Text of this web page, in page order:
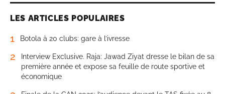
LES ARTICLES POPULAIRES
1 Botola à 20 clubs: gare à l’ivresse
2
Interview Exclusive. Raja: Jawad Ziyat dresse le bilan de sa
première année et expose sa feuille de route sportive et
économique